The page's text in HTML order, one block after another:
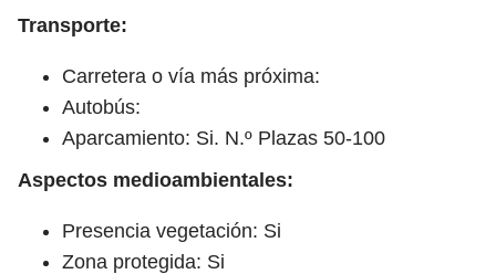
Transporte:
Carretera o vía más próxima:
Autobús:
Aparcamiento: Si. N.º Plazas 50-100
Aspectos medioambientales:
Presencia vegetación: Si
Zona protegida: Si